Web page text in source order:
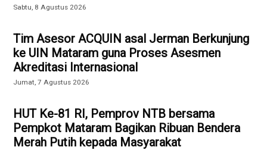
Sabtu, 8 Agustus 2026
Tim Asesor ACQUIN asal Jerman Berkunjung
ke UIN Mataram guna Proses Asesmen
Akreditasi Internasional
Jumat, 7 Agustus 2026
HUT Ke-81 RI, Pemprov NTB bersama
Pempkot Mataram Bagikan Ribuan Bendera
Merah Putih kepada Masyarakat